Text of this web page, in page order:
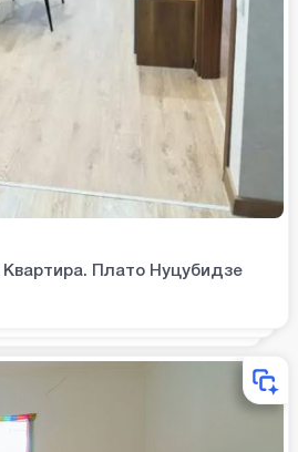
Плато Нуцубидзе